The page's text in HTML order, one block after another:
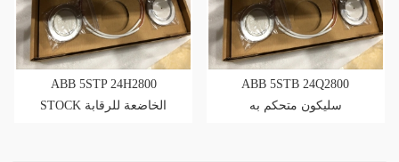
ABB 5STP 24H2800
STOCK الخاضعة للرقابة
ABB 5STB 24Q2800
سليكون متحكم به